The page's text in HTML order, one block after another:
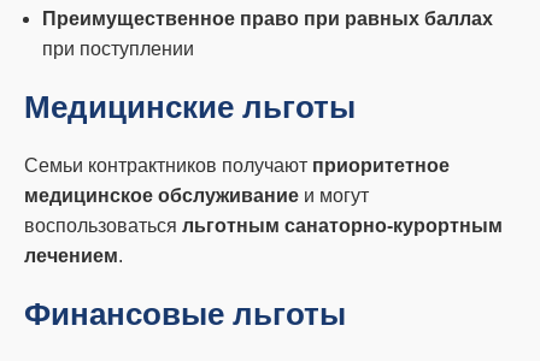
Преимущественное право при равных баллах
при поступлении
Медицинские льготы
Семьи контрактников получают приоритетное
медицинское обслуживание и могут
воспользоваться льготным санаторно-курортным
лечением.
Финансовые льготы